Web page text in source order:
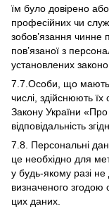
їм було довірено або
професійних чи
зобов’язання чинне
пов’язаної з
установлених
7.7.Особи, що мають
числі, здійснюють
Закону України
відповідальність
7.8. Персональні
це необхідно для
у будь-якому разі не
визначеного згодою
цих даних.